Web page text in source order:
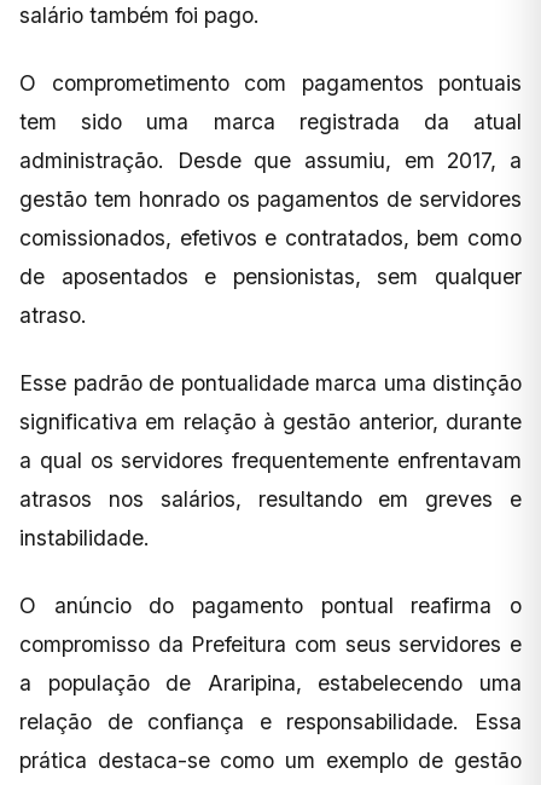
salário também foi pago.
O comprometimento com pagamentos pontuais
tem sido uma marca registrada da atual
administração. Desde que assumiu, em 2017, a
gestão tem honrado os pagamentos de servidores
comissionados, efetivos e contratados, bem como
de aposentados e pensionistas, sem qualquer
atraso.
Esse padrão de pontualidade marca uma distinção
significativa em relação à gestão anterior, durante
a qual os servidores frequentemente enfrentavam
atrasos nos salários, resultando em greves e
instabilidade.
O anúncio do pagamento pontual reafirma o
compromisso da Prefeitura com seus servidores e
a população de Araripina, estabelecendo uma
relação de confiança e responsabilidade. Essa
prática destaca-se como um exemplo de gestão